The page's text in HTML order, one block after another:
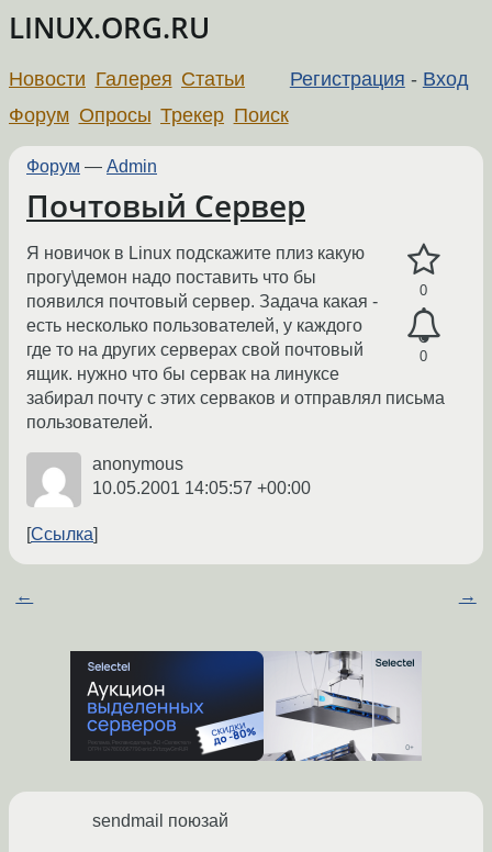
LINUX.ORG.RU
Регистрация - Вход
Новости Галерея Статьи
Форум Опросы Трекер Поиск
Форум — Admin
Почтовый Сервер
0
0
Я новичок в Linux подскажите плиз какую
прогу\демон надо поставить что бы
появился почтовый сервер. Задача какая -
есть несколько пользователей, у каждого
где то на других серверах свой почтовый
ящик. нужно что бы сервак на линуксе
забирал почту с этих серваков и отправлял письма
пользователей.
anonymous
10.05.2001 14:05:57 +00:00
Ссылка
← →
sendmail поюзай